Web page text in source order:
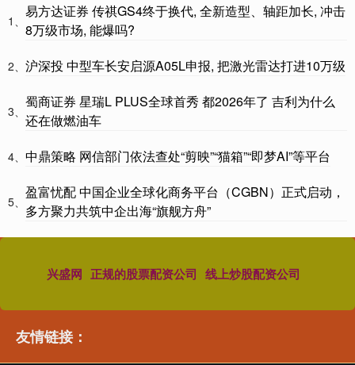
1、
易方达证券 传祺GS4终于换代, 全新造型、轴距加长, 冲击
8万级市场, 能爆吗?
2、 沪深投 中型车长安启源A05L申报, 把激光雷达打进10万级
3、
蜀商证券 星瑞L PLUS全球首秀 都2026年了 吉利为什么
还在做燃油车
4、 中鼎策略 网信部门依法查处“剪映”“猫箱”“即梦AI”等平台
5、
盈富忧配 中国企业全球化商务平台（CGBN）正式启动，
多方聚力共筑中企出海“旗舰方舟”
兴盛网 正规的股票配资公司 线上炒股配资公司
友情链接：